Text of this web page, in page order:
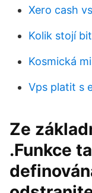
Xero cash
Kolik stojí
Kosmická
Vps platit s
Ze
.Funkce